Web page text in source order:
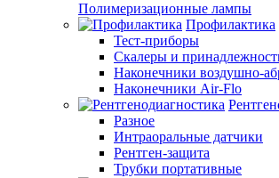
Полимеризационные лампы
Профилактика
Тест-приборы
Скалеры и
Наконечники воздушно-
Наконечники Air-Flo
Разное
Интраоральные датчики
Рентген-защита
Трубки портативные